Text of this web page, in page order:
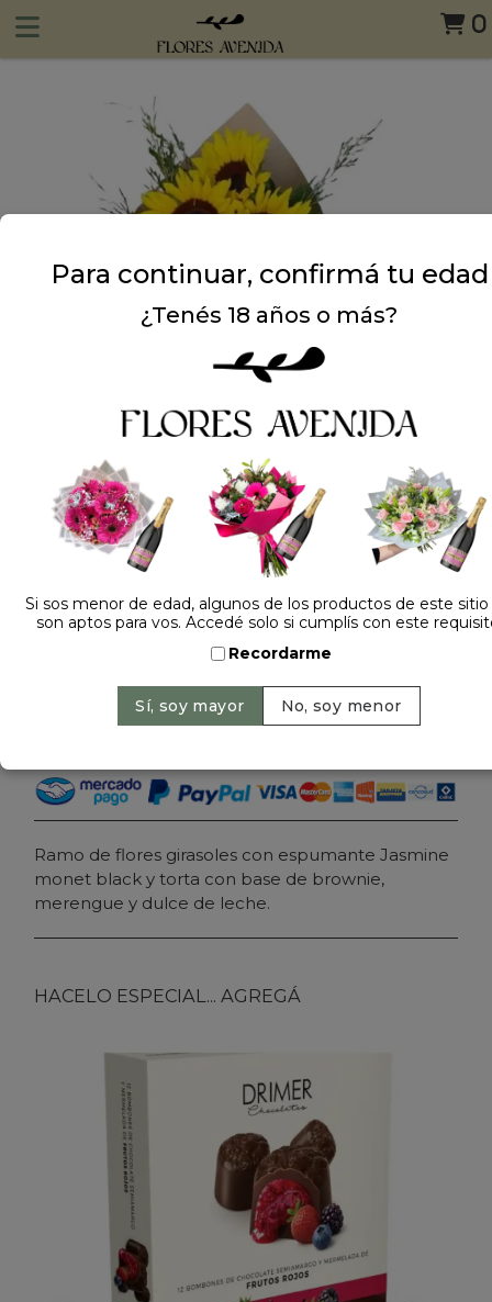
0
Dejá tu opinión
RAMO FLORES GIRASOLES CON TORTA Y
ESPUMANTE
$ 219.000 13% OFF
Ramo de flores girasoles con espumante Jasmine
monet black y torta con base de brownie,
merengue y dulce de leche.
HACELO ESPECIAL... AGREGÁ
Para continuar, confirmá tu edad
¿Tenés 18 años o más?
Si sos menor de edad, algunos de los productos de este
son aptos para vos. Accedé solo si cumplís con este
Recordarme